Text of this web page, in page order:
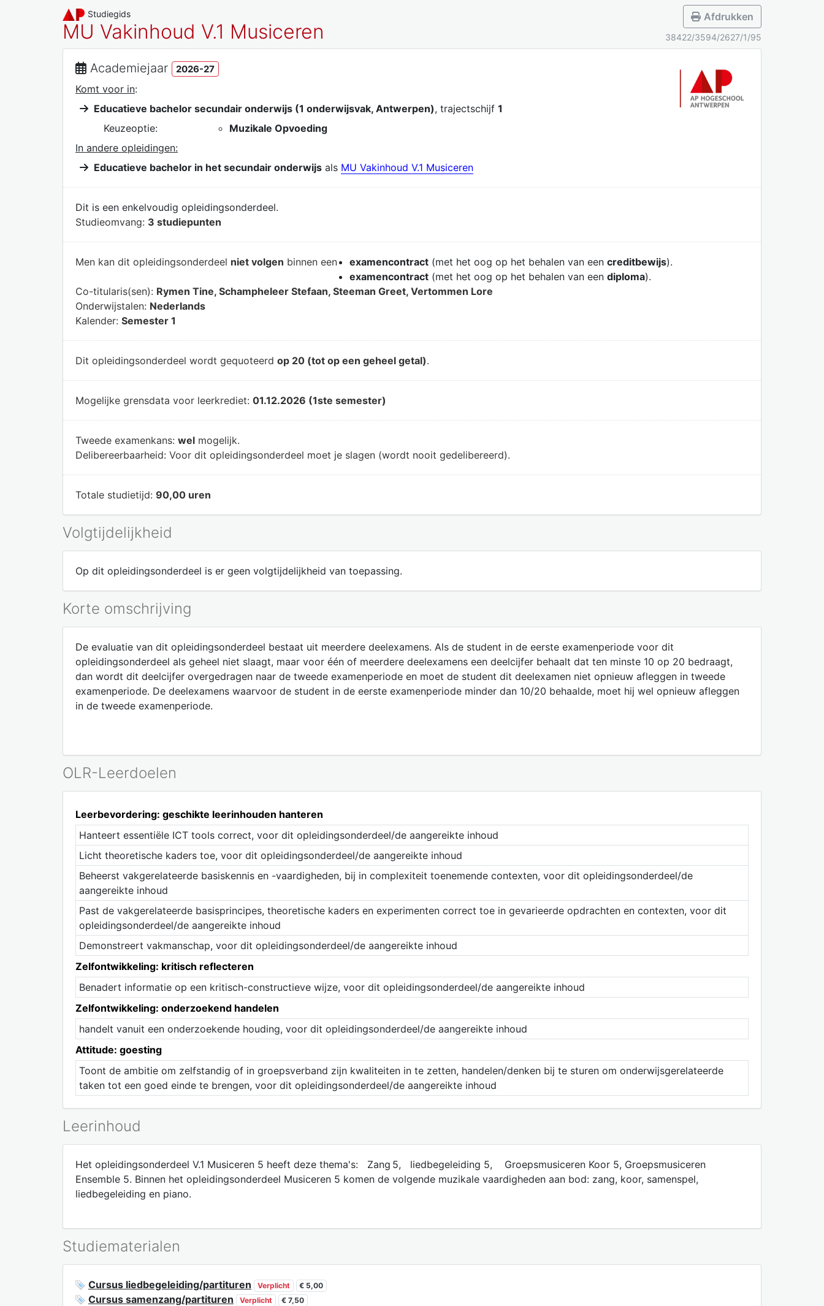
Studiegids
MU Vakinhoud V.1 Musiceren
Afdrukken
38422/3594/2627/1/95
Academiejaar 2026-27
Komt voor in:
Educatieve bachelor secundair onderwijs (1 onderwijsvak, Antwerpen), trajectschijf 1
Keuzeoptie:
Muzikale Opvoeding
In andere opleidingen:
Educatieve bachelor in het secundair onderwijs als MU Vakinhoud V.1 Musiceren
Dit is een enkelvoudig opleidingsonderdeel.
Studieomvang: 3 studiepunten
Men kan dit opleidingsonderdeel niet volgen binnen een examencontract (met het oog op het behalen van een creditbewijs).
examencontract (met het oog op het behalen van een diploma).
Co-titularis(sen): Rymen Tine, Schampheleer Stefaan, Steeman Greet, Vertommen Lore
Onderwijstalen: Nederlands
Kalender: Semester 1
Dit opleidingsonderdeel wordt gequoteerd op 20 (tot op een geheel getal).
Mogelijke grensdata voor leerkrediet: 01.12.2026 (1ste semester)
Tweede examenkans: wel mogelijk.
Delibereerbaarheid: Voor dit opleidingsonderdeel moet je slagen (wordt nooit gedelibereerd).
Totale studietijd: 90,00 uren
Volgtijdelijkheid
Op dit opleidingsonderdeel is er geen volgtijdelijkheid van toepassing.
Korte omschrijving
De evaluatie van dit opleidingsonderdeel bestaat uit meerdere deelexamens. Als de student in de eerste examenperiode voor dit
opleidingsonderdeel als geheel niet slaagt, maar voor één of meerdere deelexamens een deelcijfer behaalt dat ten minste 10 op 20 bedraagt,
dan wordt dit deelcijfer overgedragen naar de tweede examenperiode en moet de student dit deelexamen niet opnieuw afleggen in tweede
examenperiode. De deelexamens waarvoor de student in de eerste examenperiode minder dan 10/20 behaalde, moet hij wel opnieuw afleggen
in de tweede examenperiode.
OLR-Leerdoelen
Leerbevordering: geschikte leerinhouden hanteren
Hanteert essentiële ICT tools correct, voor dit opleidingsonderdeel/de aangereikte inhoud
Licht theoretische kaders toe, voor dit opleidingsonderdeel/de aangereikte inhoud
Beheerst vakgerelateerde basiskennis en -vaardigheden, bij in complexiteit toenemende contexten, voor dit opleidingsonderdeel/de
aangereikte inhoud
Past de vakgerelateerde basisprincipes, theoretische kaders en experimenten correct toe in gevarieerde opdrachten en contexten, voor dit
opleidingsonderdeel/de aangereikte inhoud
Demonstreert vakmanschap, voor dit opleidingsonderdeel/de aangereikte inhoud
Zelfontwikkeling: kritisch reflecteren
Benadert informatie op een kritisch-constructieve wijze, voor dit opleidingsonderdeel/de aangereikte inhoud
Zelfontwikkeling: onderzoekend handelen
handelt vanuit een onderzoekende houding, voor dit opleidingsonderdeel/de aangereikte inhoud
Attitude: goesting
Toont de ambitie om zelfstandig of in groepsverband zijn kwaliteiten in te zetten, handelen/denken bij te sturen om onderwijsgerelateerde
taken tot een goed einde te brengen, voor dit opleidingsonderdeel/de aangereikte inhoud
Leerinhoud
Het opleidingsonderdeel V.1 Musiceren 5 heeft deze thema's: Zang 5, liedbegeleiding 5, Groepsmusiceren Koor 5, Groepsmusiceren
Ensemble 5. Binnen het opleidingsonderdeel Musiceren 5 komen de volgende muzikale vaardigheden aan bod: zang, koor, samenspel,
liedbegeleiding en piano.
Studiematerialen
Cursus liedbegeleiding/partituren Verplicht € 5,00
Cursus samenzang/partituren Verplicht € 7,50